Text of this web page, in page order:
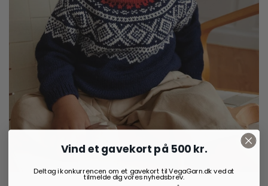
Vind et gavekort på 500 kr.
Deltag i konkurrencen om et gavekort til VegaGarn.dk ved at
tilmelde dig vores nyhedsbrev.